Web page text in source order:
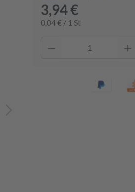
3,94 €
0,04 € / 1 St